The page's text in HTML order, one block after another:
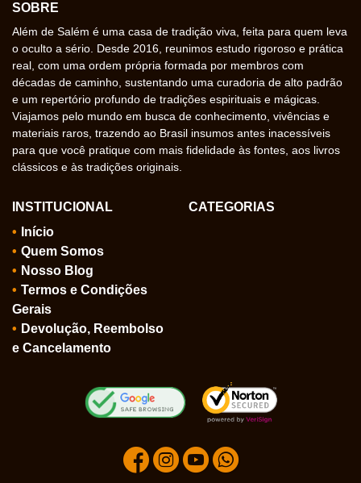
SOBRE
Além de Salém é uma casa de tradição viva, feita para quem leva
o oculto a sério. Desde 2016, reunimos estudo rigoroso e prática
real, com uma ordem própria formada por membros com
décadas de caminho, sustentando uma curadoria de alto padrão
e um repertório profundo de tradições espirituais e mágicas.
Viajamos pelo mundo em busca de conhecimento, vivências e
materiais raros, trazendo ao Brasil insumos antes inacessíveis
para que você pratique com mais fidelidade às fontes, aos livros
clássicos e às tradições originais.
INSTITUCIONAL
Início
Quem Somos
Nosso Blog
Termos e Condições
Gerais
Devolução, Reembolso
e Cancelamento
CATEGORIAS